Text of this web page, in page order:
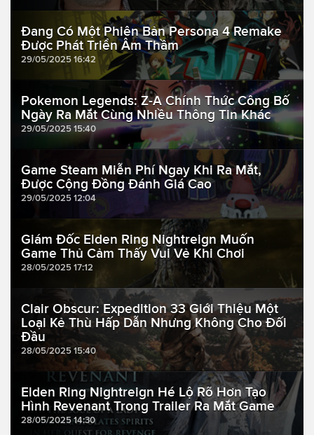
Đang Có Một Phiên Bản Persona 4 Remake
Được Phát Triển Âm Thầm
29/05/2025 16:42
Pokemon Legends: Z-A Chính Thức Công Bố
Ngày Ra Mắt Cùng Nhiều Thông Tin Khác
29/05/2025 15:40
Game Steam Miễn Phí Ngay Khi Ra Mắt,
Được Cộng Đồng Đánh Giá Cao
29/05/2025 12:04
Giám Đốc Elden Ring Nightreign Muốn
Game Thủ Cảm Thấy Vui Vẻ Khi Chơi
28/05/2025 17:12
Clair Obscur: Expedition 33 Giới Thiệu Một
Loại Kẻ Thù Hấp Dẫn Nhưng Không Cho Đối
Đầu
28/05/2025 15:40
Elden Ring Nightreign Hé Lộ Rõ Hơn Tạo
Hình Revenant Trong Trailer Ra Mắt Game
28/05/2025 14:30